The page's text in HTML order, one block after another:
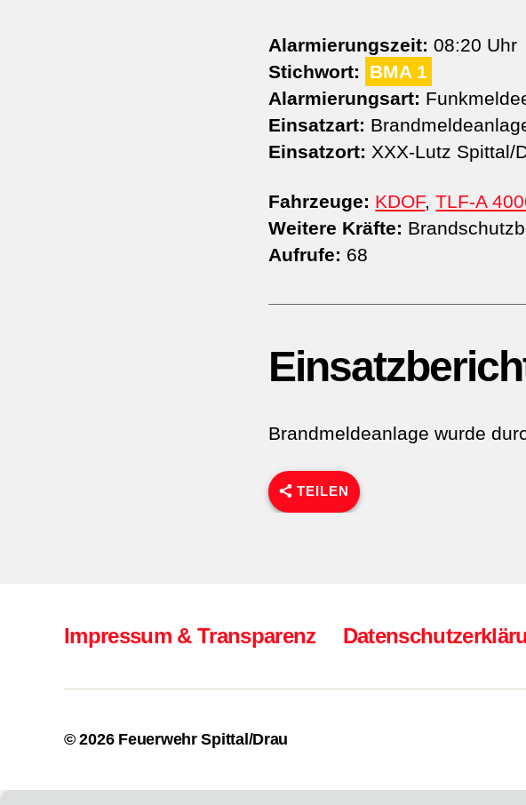
Alarmierungszeit: 08:20 Uhr
Stichwort:
BMA 1
Alarmierungsart:
Einsatzart:
Einsatzort: XXX-Lutz Spittal/
Fahrzeuge: KDOF,TLF-A
Weitere Kräfte:
Aufrufe: 68
Brandmeldeanlage wurde
TEILEN
Impressum & Transparenz
© 2026 Feuerwehr Spittal/Drau